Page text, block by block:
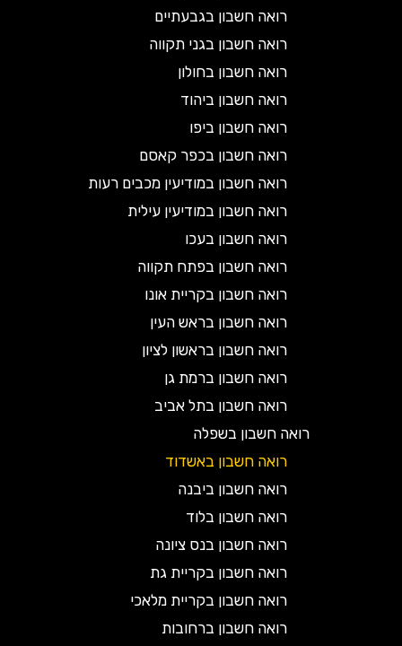
רואה חשבון בגבעתיים
רואה חשבון בגני תקווה
רואה חשבון בחולון
רואה חשבון ביהוד
רואה חשבון ביפו
רואה חשבון בכפר קאסם
רואה חשבון במודיעין מכבים רעות
רואה חשבון במודיעין עילית
רואה חשבון בעכו
רואה חשבון בפתח תקווה
רואה חשבון בקריית אונו
רואה חשבון בראש העין
רואה חשבון בראשון לציון
רואה חשבון ברמת גן
רואה חשבון בתל אביב
רואה חשבון בשפלה
רואה חשבון באשדוד
רואה חשבון ביבנה
רואה חשבון בלוד
רואה חשבון בנס ציונה
רואה חשבון בקריית גת
רואה חשבון בקריית מלאכי
רואה חשבון ברחובות